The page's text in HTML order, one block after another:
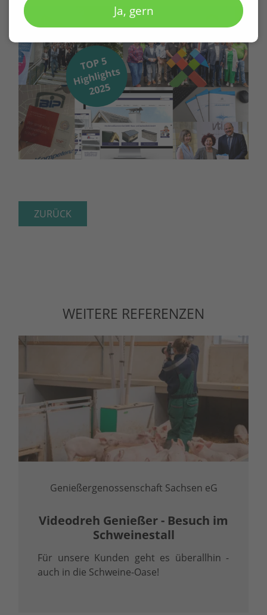
ZURÜCK
WEITERE REFERENZEN
Genießergenossenschaft Sachsen eG
Videodreh Genießer - Besuch im
Schweinestall
Für unsere Kunden geht es überallhin -
auch in die Schweine-Oase!
Ja, gern